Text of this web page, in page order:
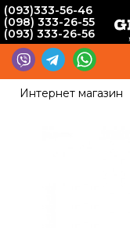
(093)333-56-46
(098) 333-26-55
(093) 333-26-56
Интернет магазин